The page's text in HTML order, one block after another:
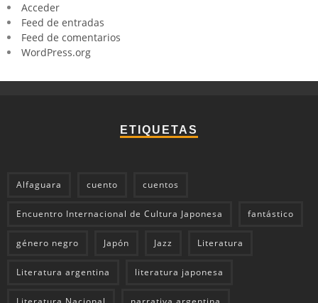
Acceder
Feed de entradas
Feed de comentarios
WordPress.org
ETIQUETAS
Alfaguara cuento cuentos
Encuentro Internacional de Cultura Japonesa fantástico
género negro Japón Jazz Literatura
Literatura argentina literatura japonesa